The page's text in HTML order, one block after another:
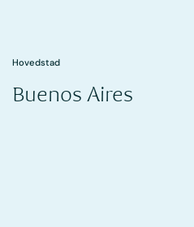
Hovedstad
Buenos Aires